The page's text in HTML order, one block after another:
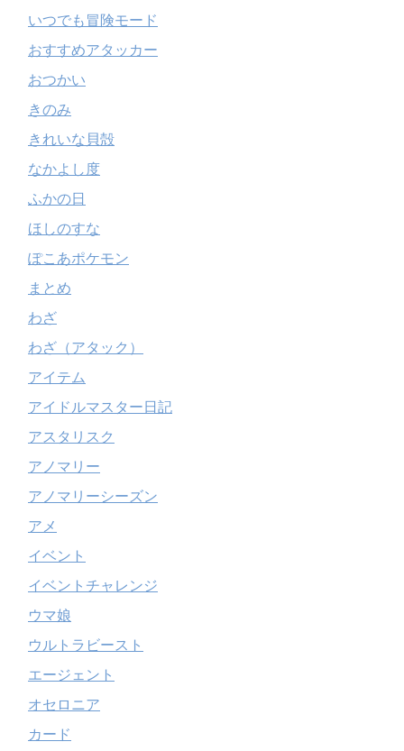
いつでも冒険モード
おすすめアタッカー
おつかい
きのみ
きれいな貝殻
なかよし度
ふかの日
ほしのすな
ぽこあポケモン
まとめ
わざ
わざ（アタック）
アイテム
アイドルマスター日記
アスタリスク
アノマリー
アノマリーシーズン
アメ
イベント
イベントチャレンジ
ウマ娘
ウルトラビースト
エージェント
オセロニア
カード